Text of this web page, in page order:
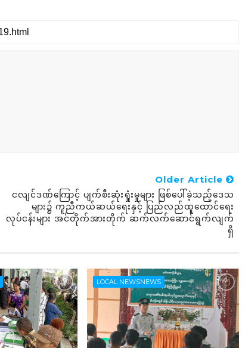
Older Article
ငလျင်ဒဏ်ကြောင့် ပျက်စီးဆုံးရှုံးမှုများ ဖြစ်ပေါ်ခဲ့သည့်ဒေသ
များ၌ ကူညီကယ်ဆယ်ရေးနှင့် ပြည်လည်ထူထောင်ရေး
လုပ်ငန်းများ အင်တိုက်အားတိုက် ဆက်လက်ဆောင်ရွက်လျက်
ရှိ
LOCAL NEWSNEWS